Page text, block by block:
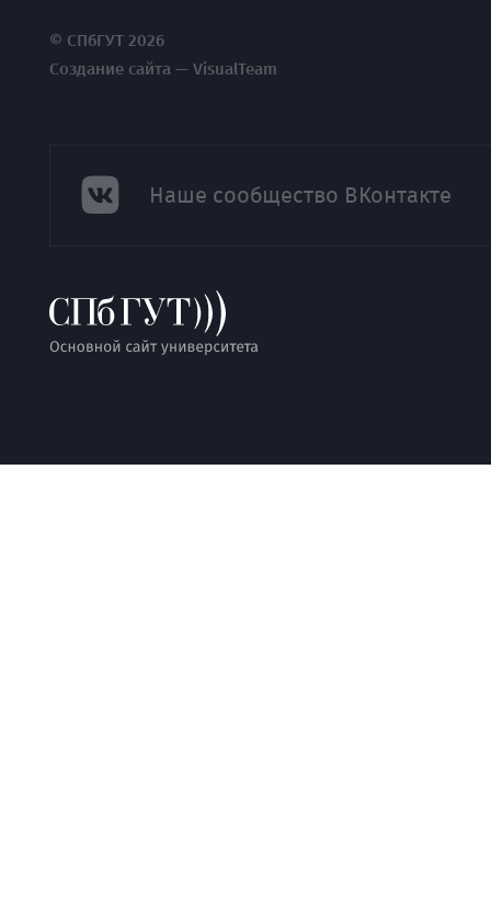
© СПбГУТ 2026
Создание сайта — VisualTeam
Наше сообщество ВКонтакте